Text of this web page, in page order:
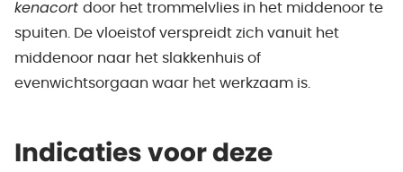
kenacort door het trommelvlies in het middenoor te
spuiten. De vloeistof verspreidt zich vanuit het
middenoor naar het slakkenhuis of
evenwichtsorgaan waar het werkzaam is.
Indicaties voor deze